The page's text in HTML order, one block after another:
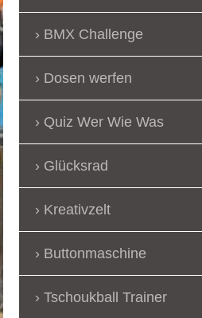
BMX Challenge
Dosen werfen
Quiz Wer Wie Was
Glücksrad
Kreativzelt
Buttonmaschine
Tschoukball Trainer